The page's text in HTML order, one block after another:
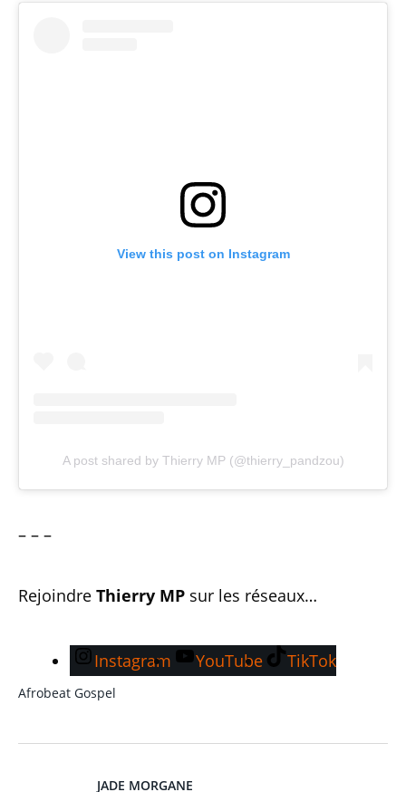
View this post on Instagram
A post shared by Thierry MP (@thierry_pandzou)
– – –
Rejoindre Thierry MP sur les réseaux…
Instagram YouTube TikTok
Afrobeat Gospel
JADE MORGANE